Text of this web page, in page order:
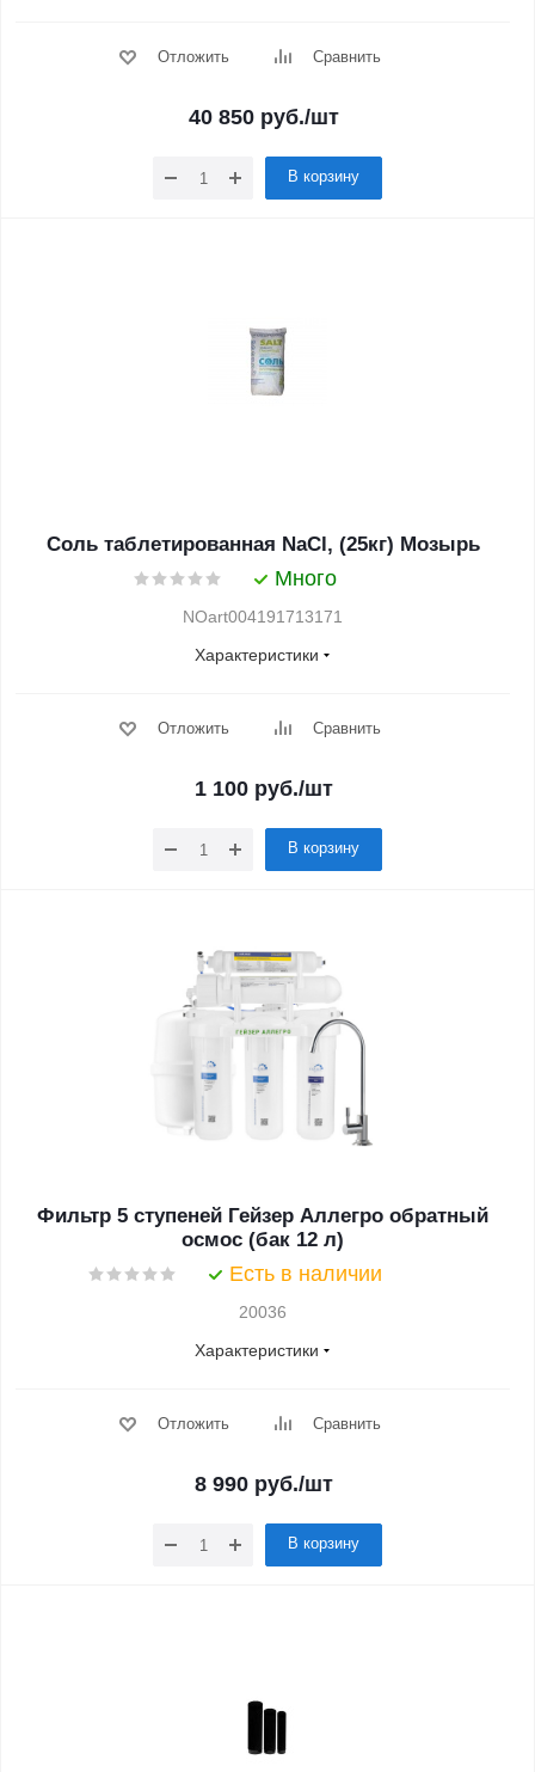
Отложить Сравнить
40 850руб./шт
В корзину
Соль таблетированная NaCl, (25кг) Мозырь
Много
NOart004191713171
Характеристики
Отложить Сравнить
1 100руб./шт
В корзину
Фильтр 5 ступеней Гейзер Аллегро обратный
осмос (бак 12 л)
Есть в наличии
20036
Характеристики
Отложить Сравнить
8 990руб./шт
В корзину